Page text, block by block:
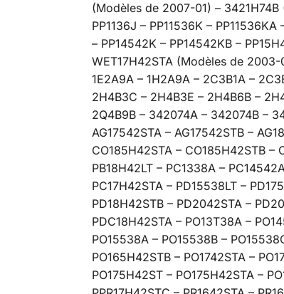
(Modèles de 2007-01) –
PP1136J – PP11536K –
– PP14542K – PP14542KB –
WET17H42STA (Modèles de
1E2A9A – 1H2A9A – 2C3B1A –
2H4B3C – 2H4B3E – 2H4B6B –
2Q4B9B – 342074A – 342074B –
AG17542STA – AG17542STB –
CO185H42STA – CO185H42STB –
PB18H42LT – PC1338A –
PC17H42STA – PD15538LT –
PD18H42STB – PD2042STA –
PDC18H42STA – PO13T38A –
PO15538A – PO15538B –
PO165H42STB – PO1742STA –
PO175H42ST – PO175H42STA –